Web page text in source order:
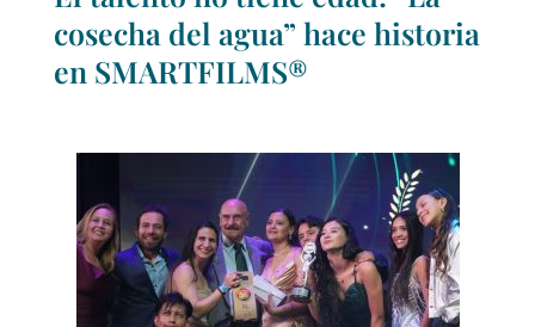
cosecha del agua” hace historia
en SMARTFILMS®